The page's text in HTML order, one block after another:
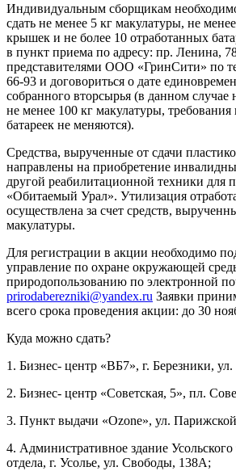
Индивидуальным сборщикам
сдать не менее 5 кг макулатуры, не
крышек и не более 10 отработанных
в пункт приема по адресу: пр. Ленина,
представителями ООО «ГринСити» по
66-93 и договориться о дате
собранного вторсырья (в данном случае
не менее 100 кг макулатуры,
батареек не меняются).
Средства, вырученные от сдачи
направлены на приобретение
другой реабилитационной техники
«Обитаемый Урал». Утилизация
осуществлена за счет средств,
макулатуры.
Для регистрации в акции необходимо
управление по охране окружающей
природопользованию по электронной
prirodaberezniki@yandex.ru Заявки
всего срока проведения акции: до 30
Куда можно сдать?
1. Бизнес- центр «ВБ7», г. Березники,
2. Бизнес- центр «Советская, 5», пл.
3. Пункт выдачи «Ozone», ул.
4. Административное здание Усольского
отдела, г. Усолье, ул. Свободы, 138А;